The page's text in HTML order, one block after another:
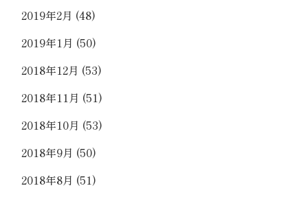
2019年2月 (48)
2019年1月 (50)
2018年12月 (53)
2018年11月 (51)
2018年10月 (53)
2018年9月 (50)
2018年8月 (51)